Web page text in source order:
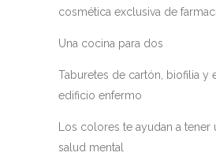
cosmética exclusiva de
Una cocina para dos
Taburetes de cartón, biofilia y
edificio enfermo
Los colores te ayudan a tener
salud mental